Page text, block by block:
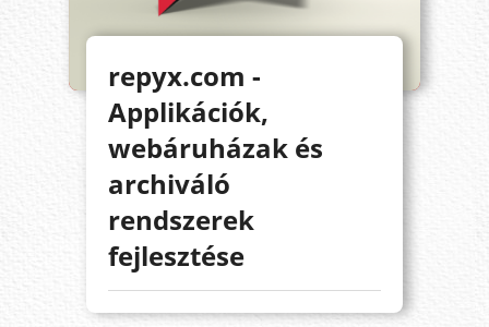
repyx.com -
Applikációk,
webáruházak és
archiváló
rendszerek
fejlesztése